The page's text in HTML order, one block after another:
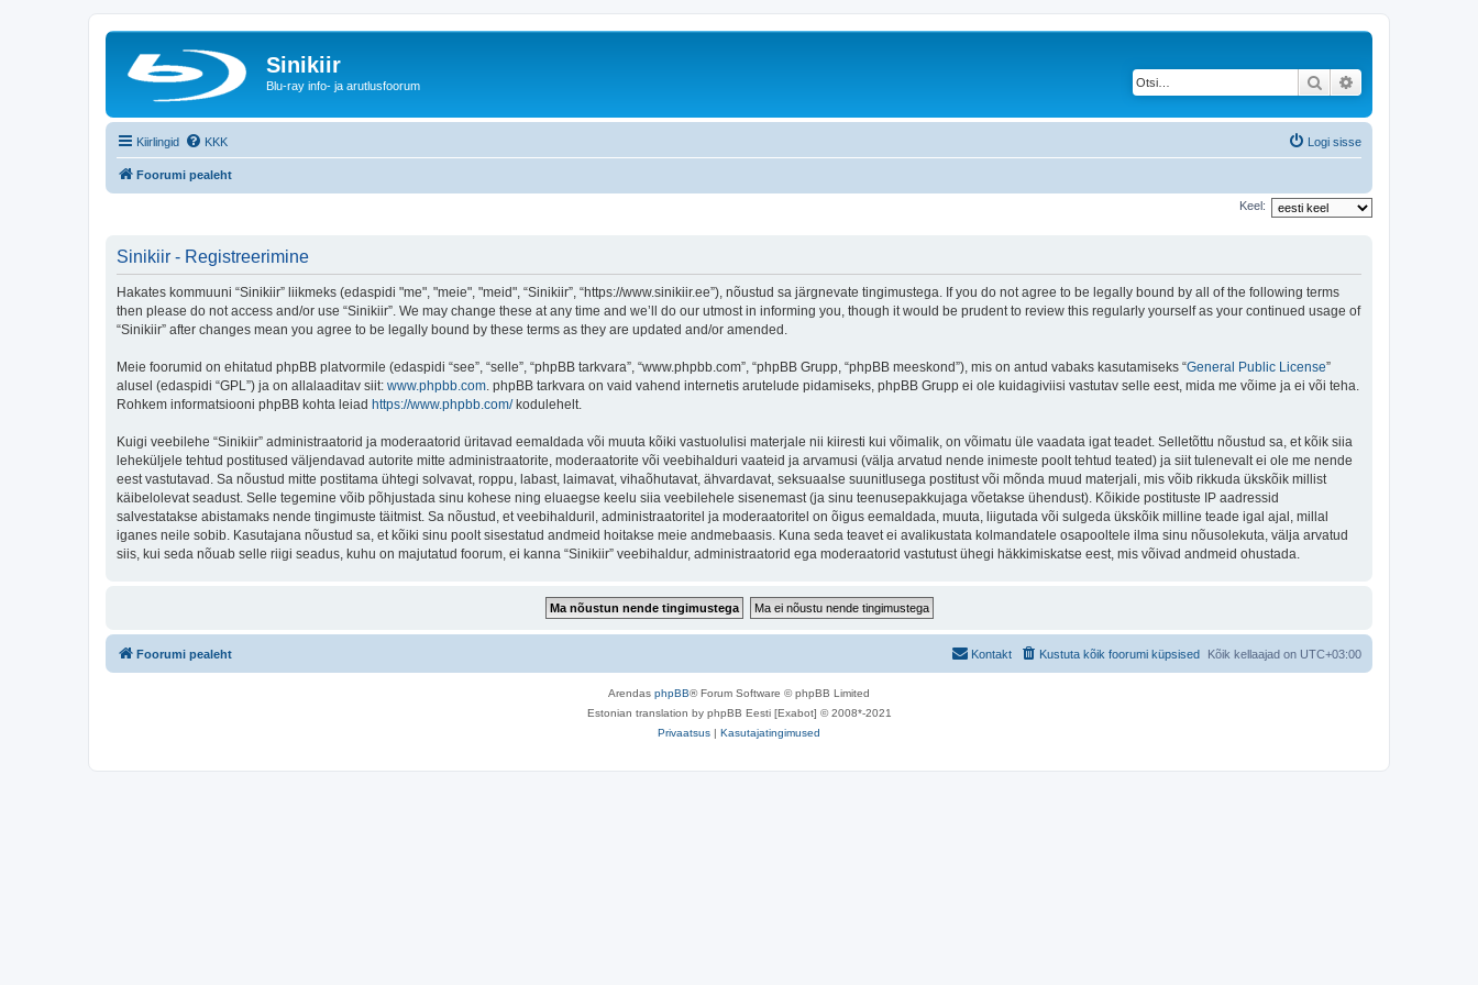
Sinikiir
Blu-ray info- ja arutlusfoorum Otsi
Kiirlingid KKK Logi sisse
Foorumi pealeht
Keel:
Sinikiir - Registreerimine
Hakates kommuuni “Sinikiir” liikmeks (edaspidi "me", "meie", "meid", “Sinikiir”, “https://www.sinikiir.ee”), nõustud sa järgnevate tingimustega. If you do not agree to be legally bound by all of the following terms
then please do not access and/or use “Sinikiir”. We may change these at any time and we’ll do our utmost in informing you, though it would be prudent to review this regularly yourself as your continued usage of
“Sinikiir” after changes mean you agree to be legally bound by these terms as they are updated and/or amended.
Meie foorumid on ehitatud phpBB platvormile (edaspidi “see”, “selle”, “phpBB tarkvara”, “www.phpbb.com”, “phpBB Grupp, “phpBB meeskond”), mis on antud vabaks kasutamiseks “General Public License”
alusel (edaspidi “GPL”) ja on allalaaditav siit: www.phpbb.com. phpBB tarkvara on vaid vahend internetis arutelude pidamiseks, phpBB Grupp ei ole kuidagiviisi vastutav selle eest, mida me võime ja ei või teha.
Rohkem informatsiooni phpBB kohta leiad https://www.phpbb.com/kodulehelt.
Kuigi veebilehe “Sinikiir” administraatorid ja moderaatorid üritavad eemaldada või muuta kõiki vastuolulisi materjale nii kiiresti kui võimalik, on võimatu üle vaadata igat teadet. Selletõttu nõustud sa, et kõik siia
leheküljele tehtud postitused väljendavad autorite mitte administraatorite, moderaatorite või veebihalduri vaateid ja arvamusi (välja arvatud nende inimeste poolt tehtud teated) ja siit tulenevalt ei ole me nende
eest vastutavad. Sa nõustud mitte postitama ühtegi solvavat, roppu, labast, laimavat, vihaõhutavat, ähvardavat, seksuaalse suunitlusega postitust või mõnda muud materjali, mis võib rikkuda ükskõik millist
käibelolevat seadust. Selle tegemine võib põhjustada sinu kohese ning eluaegse keelu siia veebilehele sisenemast (ja sinu teenusepakkujaga võetakse ühendust). Kõikide postituste IP aadressid
salvestatakse abistamaks nende tingimuste täitmist. Sa nõustud, et veebihalduril, administraatoritel ja moderaatoritel on õigus eemaldada, muuta, liigutada või sulgeda ükskõik milline teade igal ajal, millal
iganes neile sobib. Kasutajana nõustud sa, et kõiki sinu poolt sisestatud andmeid hoitakse meie andmebaasis. Kuna seda teavet ei avalikustata kolmandatele osapooltele ilma sinu nõusolekuta, välja arvatud
siis, kui seda nõuab selle riigi seadus, kuhu on majutatud foorum, ei kanna “Sinikiir” veebihaldur, administraatorid ega moderaatorid vastutust ühegi häkkimiskatse eest, mis võivad andmeid ohustada.
Foorumi pealeht Kõik kellaajad on UTC+03:00
Kustuta kõik foorumi küpsised
Kontakt
Arendas phpBB® Forum Software © phpBB Limited
Estonian translation by phpBB Eesti [Exabot] © 2008*-2021
Privaatsus | Kasutajatingimused